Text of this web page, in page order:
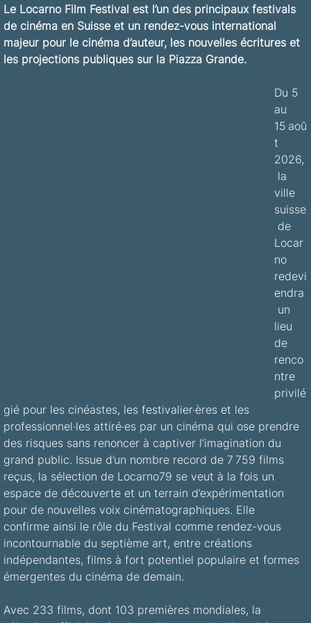
Le Locarno Film Festival est l’un des principaux festivals
de cinéma en Suisse et un rendez-vous international
majeur pour le cinéma d’auteur, les nouvelles écritures et
les projections publiques sur la Piazza Grande.
Du 5
au
15 aoû
t
2026,
la
ville
suisse
de
Locar
no
redevi
endra
un
lieu
de
renco
ntre
privilé
gié pour les cinéastes, les festivalier·ères et les
professionnel·les attiré·es par un cinéma qui ose prendre
des risques sans renoncer à captiver l’imagination du
grand public. Issue d’un nombre record de 7 759 films
reçus, la sélection de Locarno79 se veut à la fois un
espace de découverte et un terrain d’expérimentation
pour de nouvelles voix cinématographiques. Elle
confirme ainsi le rôle du Festival comme rendez-vous
incontournable du septième art, entre créations
indépendantes, films à fort potentiel populaire et formes
émergentes du cinéma de demain.
Avec 233 films, dont 103 premières mondiales, la